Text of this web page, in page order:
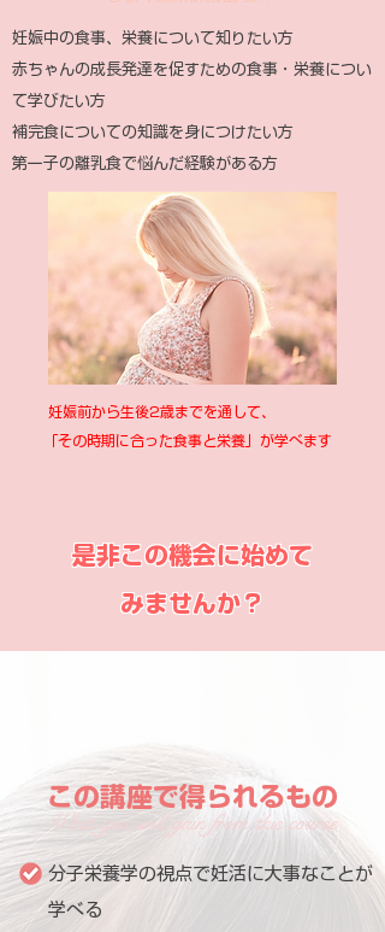
妊娠中の食事、栄養について知りたい方
赤ちゃんの成長発達を促すための食事・栄養につい
て学びたい方
補完食についての知識を身につけたい方
第一子の離乳食で悩んだ経験がある方
妊娠前から生後2歳までを通して、
「その時期に合った食事と栄養」が学べます
是非この機会に始めて
みませんか？
この講座で得られるもの
What you will gain from this course
分子栄養学の視点で妊活に大事なことが
学べる